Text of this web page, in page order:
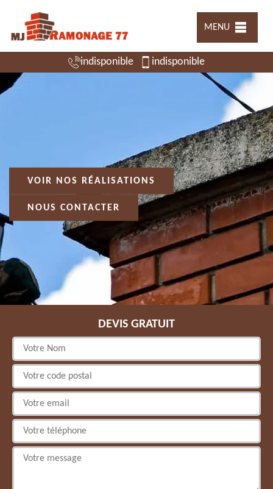
MENU
indisponible indisponible
VOIR NOS RÉALISATIONS
NOUS CONTACTER
DEVIS GRATUIT